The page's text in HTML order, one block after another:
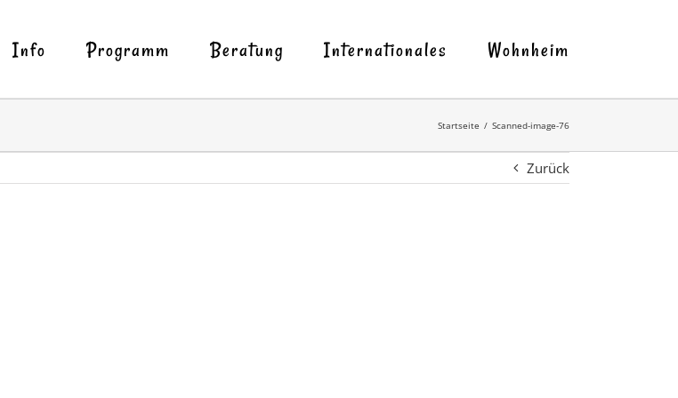
Info Programm Beratung Internationales Wohnheim
Startseite Scanned-image-76
Zurück